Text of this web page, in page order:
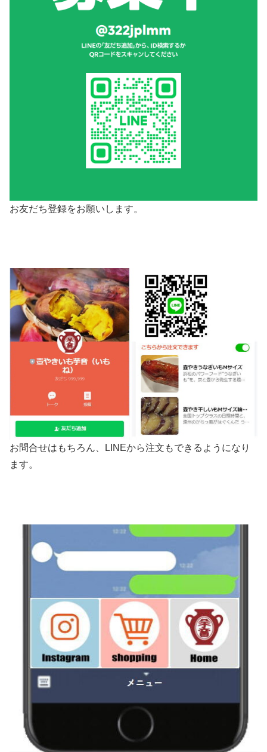
お友だち登録をお願いします。
お問合せはもちろん、LINEから注文もできるようになり
ます。